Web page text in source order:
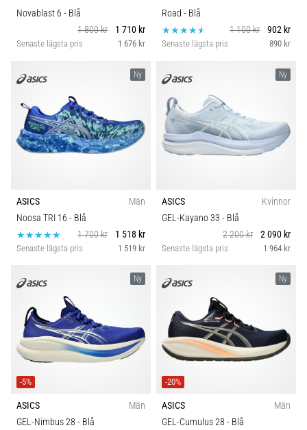
Novablast 6 - Blå
1 800 kr
1 710 kr
Senaste lägsta pris 1 676 kr
Road - Blå
1 100 kr
902 kr
Senaste lägsta pris 890 kr
Ny
ASICS
Män
Noosa TRI 16 - Blå
1 700 kr
1 518 kr
Senaste lägsta pris 1 519 kr
Ny
ASICS
Kvinnor
GEL-Kayano 33 - Blå
2 200 kr
2 090 kr
Senaste lägsta pris 1 964 kr
Ny
-5%
ASICS
Män
GEL-Nimbus 28 - Blå
Ny
-20%
ASICS
Män
GEL-Cumulus 28 - Blå